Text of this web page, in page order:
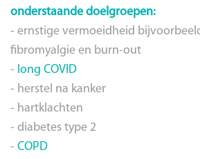
onderstaande doelgroepen:
- ernstige vermoeidheid
fibromyalgie en burn-out
- long COVID
- herstel na kanker
- hartklachten
- diabetes type 2
- COPD